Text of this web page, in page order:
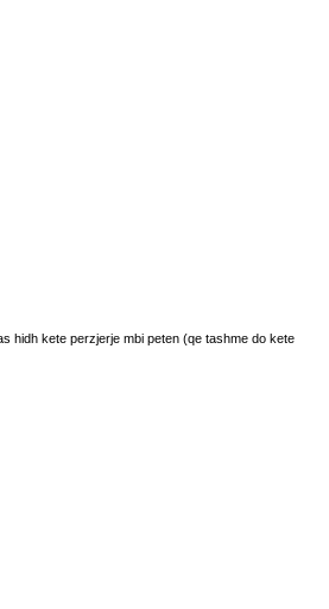
hidh kete perzjerje mbi peten (qe tashme do kete